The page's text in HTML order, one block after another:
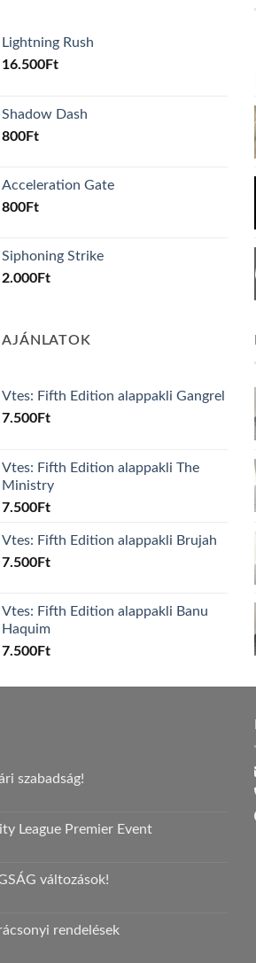
Lightning Rush
16.500Ft
Shadow Dash
800Ft
Acceleration Gate
800Ft
Siphoning Strike
2.000Ft
AJÁNLATOK
Vtes: Fifth Edition alappakli Gangrel
7.500Ft
Vtes: Fifth Edition alappakli The
Ministry
7.500Ft
Vtes: Fifth Edition alappakli Brujah
7.500Ft
Vtes: Fifth Edition alappakli Banu
Haquim
7.500Ft
szabadság!
League Premier Event
változások!
rendelések